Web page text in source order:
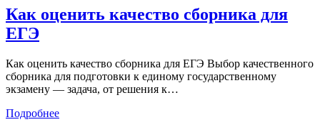
Как оценить качество сборника для
ЕГЭ
Как оценить качество сборника для ЕГЭ Выбор качественного
сборника для подготовки к единому государственному
экзамену — задача, от решения к…
Подробнее